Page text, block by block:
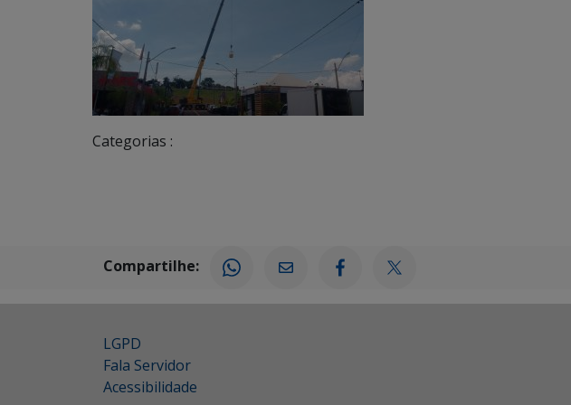
Categorias :
Compartilhe:
LGPD
Fala Servidor
Acessibilidade